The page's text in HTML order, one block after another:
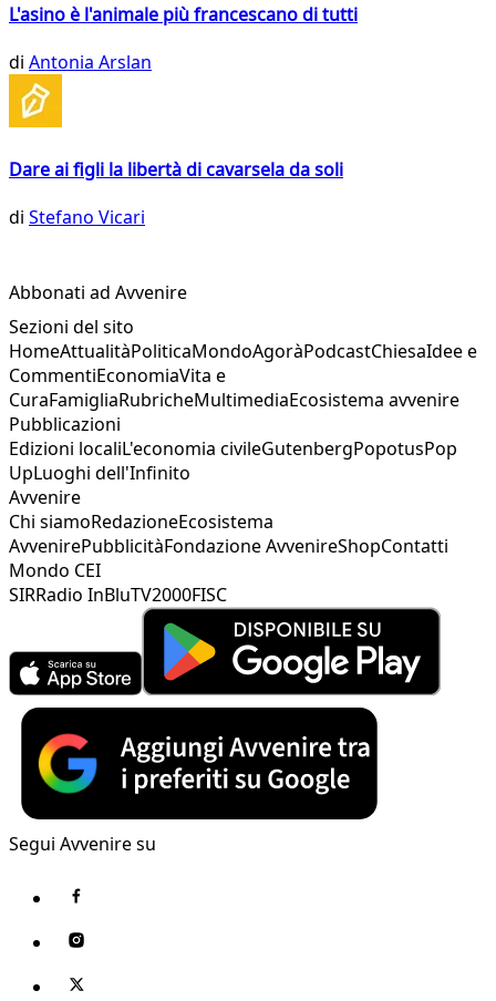
L'asino è l'animale più francescano di tutti
di Antonia Arslan
Dare ai figli la libertà di cavarsela da soli
di Stefano Vicari
Abbonati ad Avvenire
Sezioni del sito
HomeAttualitàPoliticaMondoAgoràPodcastChiesaIdee e
CommentiEconomiaVita e
CuraFamigliaRubricheMultimediaEcosistema avvenire
Pubblicazioni
Edizioni localiL'economia civileGutenbergPopotusPop
UpLuoghi dell'Infinito
Avvenire
Chi siamoRedazioneEcosistema
AvvenirePubblicitàFondazione AvvenireShopContatti
Mondo CEI
SIRRadio InBluTV2000FISC
Segui Avvenire su